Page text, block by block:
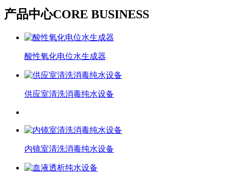
产品中心CORE BUSINESS
酸性氧化电位水生成器
供应室清洗消毒纯水设备
内镜室清洗消毒纯水设备